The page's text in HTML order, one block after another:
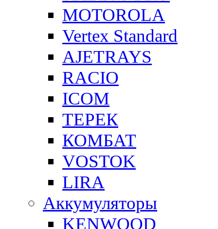
MOTOROLA
Vertex Standard
AJETRAYS
RACIO
ICOM
ТЕРЕК
КОМБАТ
VOSTOK
LIRA
Аккумуляторы
KENWOOD